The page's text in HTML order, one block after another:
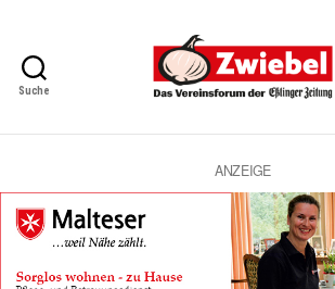
Suche
Vereinsforum
Eßlinger
Zeitung
ANZEIGE